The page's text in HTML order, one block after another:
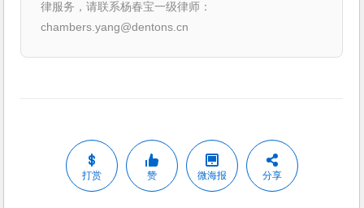
律服务，请联系杨春宝一级律师：
chambers.yang@dentons.cn
打赏 赞 微海报 分享